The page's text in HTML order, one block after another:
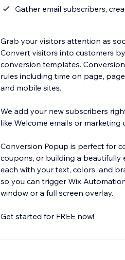
Gather email subscribers,
Grab your visitors attention as
Convert visitors into customers
conversion templates.
rules including time on page, page url, exit intents,
and mobile sites.
We add your new subscribers
like Welcome emails or marketing
Conversion Popup is perfect for
coupons, or building a beautifully engaging call to action.
each with your text, colors, and branding. We add email subscribers directly to
so you can trigger Wix Automations. You can also display your lightbox popup as a modal
window or a full screen overlay.
Get started for FREE now!